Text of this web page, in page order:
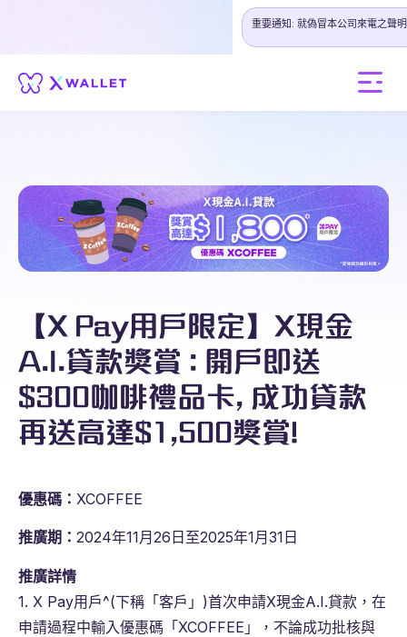
重要通知: 就偽冒本公司來電之聲明
【X Pay用戶限定】X現金
A.I.貸款獎賞 : 開戶即送
$300咖啡禮品卡, 成功貸款
再送高達$1,500獎賞!
優惠碼： XCOFFEE
推廣期： 2024年11月26日至2025年1月31日
推廣詳情
1. X Pay用戶^(下稱「客戶」)首次申請X現金A.I.貸款，在
申請過程中輸入優惠碼「XCOFFEE」，不論成功批核與